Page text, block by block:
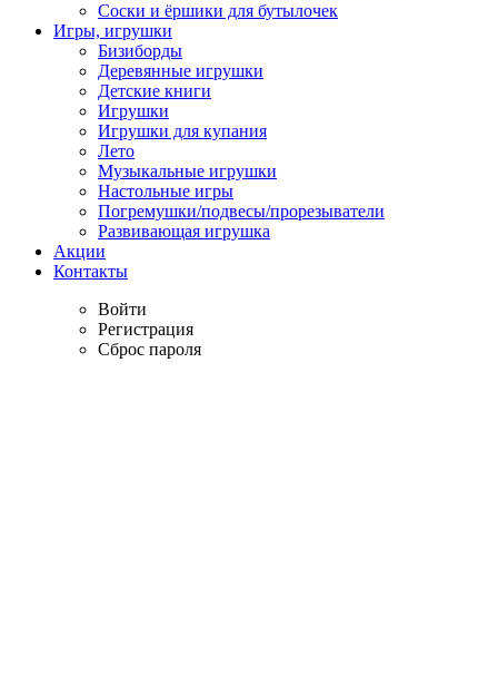
Соски и ёршики для бутылочек
Игры, игрушки
Бизиборды
Деревянные игрушки
Детские книги
Игрушки
Игрушки для купания
Лето
Музыкальные игрушки
Настольные игры
Погремушки/подвесы/прорезыватели
Развивающая игрушка
Акции
Контакты
Войти
Регистрация
Сброс пароля